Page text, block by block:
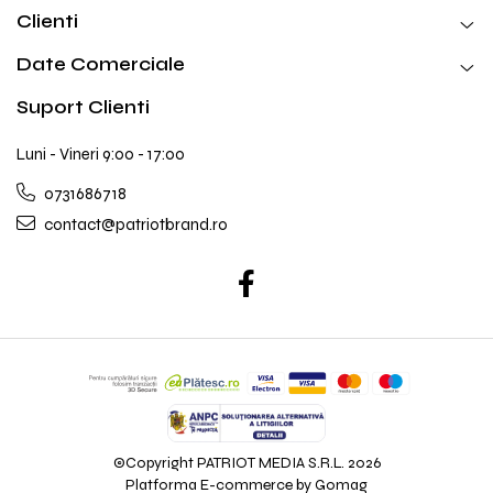
Clienti
Date Comerciale
Suport Clienti
Luni - Vineri 9:00 - 17:00
0731686718
contact@patriotbrand.ro
©Copyright PATRIOT MEDIA S.R.L. 2026
Platforma E-commerce by Gomag